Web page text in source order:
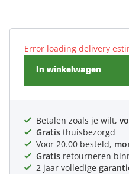
Error loading delivery
In winkelwagen
Betalen zoals je wilt,
Gratis thuisbezorgd
Voor 20.00 besteld,
Gratis retourneren
2 jaar volledige